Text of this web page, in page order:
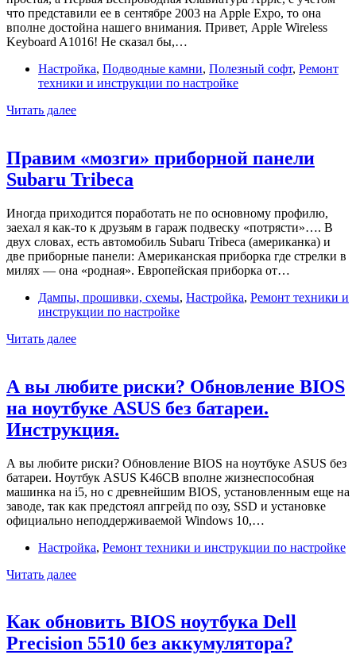
что представили ее в сентябре 2003 на Apple Expo, то она
вполне достойна нашего внимания. Привет, Apple Wireless
Keyboard A1016! Не сказал бы,…
Настройка, Подводные камни, Полезный софт, Ремонт
техники и инструкции по настройке
Читать далееЧерная
белой
винтажной
Подключаем
Apple
Wireless
Keyboard
A1016
2003
года
к
операционным
Правим «мозги» приборной панели
Subaru Tribeca
Иногда приходится поработать не по основному профилю,
заехал я как-то к друзьям в гараж подвеску «потрясти»…. В
двух словах, есть автомобиль Subaru Tribeca (американка) и
две приборные панели: Американская приборка где стрелки в
милях — она «родная». Европейская приборка от…
Дампы, прошивки, схемы, Настройка, Ремонт техники и
инструкции по настройке
Читать далееПравим
панели
Subaru
Tribeca
А вы любите риски? Обновление BIOS
на ноутбуке ASUS без батареи.
Инструкция.
А вы любите риски? Обновление BIOS на ноутбуке ASUS без
батареи. Ноутбук ASUS K46CB вполне жизнеспособная
машинка на i5, но с древнейшим BIOS, установленным еще на
заводе, так как предстоял апгрейд по озу, SSD и установке
официально неподдерживаемой Windows 10,…
Настройка, Ремонт техники и инструкции по настройке
Читать далееА
риски?
Обновление
BIOS
Как обновить BIOS ноутбука Dell
Precision 5510 без аккумулятора?